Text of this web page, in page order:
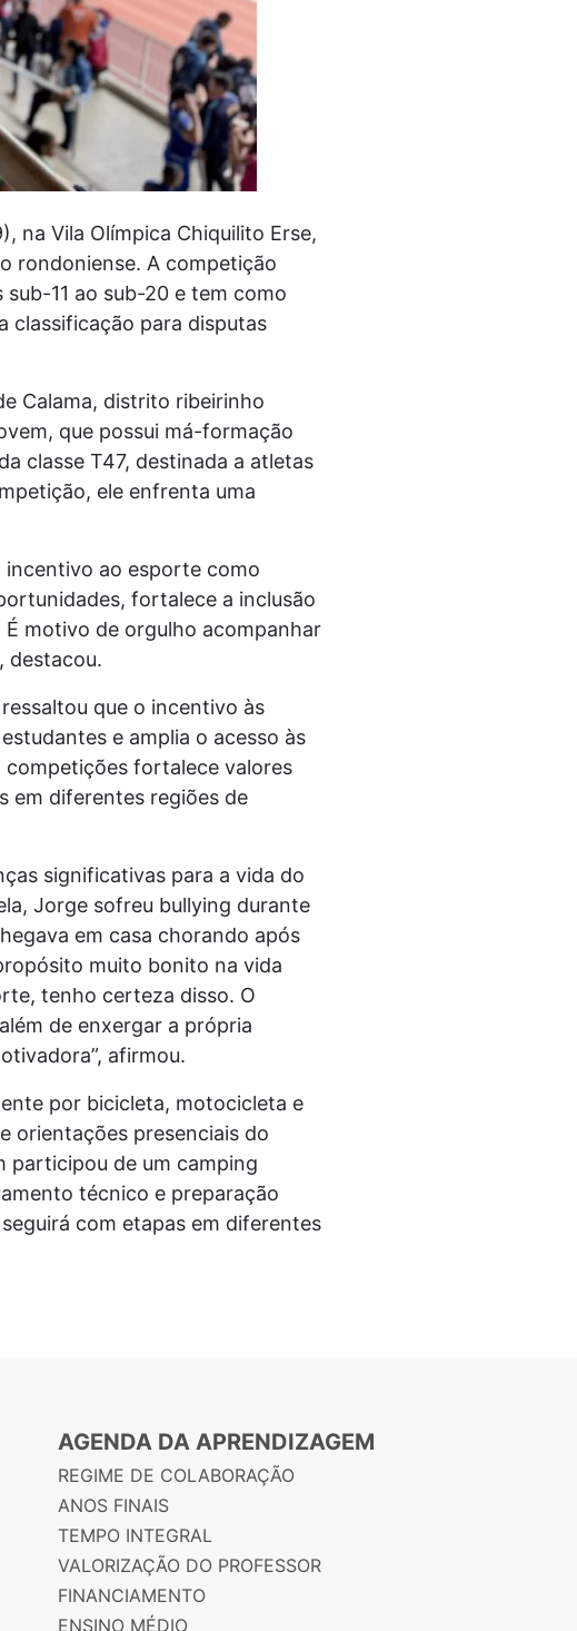
na Vila Olímpica Chiquilito Erse,
rondoniense. A competição
11 ao sub-20 e tem como
classificação para disputas
Calama, distrito ribeirinho
que possui má-formação
classe T47, destinada a atletas
ele enfrenta uma
incentivo ao esporte como
fortalece a inclusão
motivo de orgulho acompanhar
destacou.
que o incentivo às
e amplia o acesso às
fortalece valores
em diferentes regiões de
significativas para a vida do
Jorge sofreu bullying durante
em casa chorando após
muito bonito na vida
tenho certeza disso. O
de enxergar a própria
afirmou.
por bicicleta, motocicleta e
orientações presenciais do
participou de um camping
técnico e preparação
com etapas em diferentes
AGENDA DA APRENDIZAGEM
REGIME DE COLABORAÇÃO
ANOS FINAIS
TEMPO INTEGRAL
VALORIZAÇÃO DO PROFESSOR
FINANCIAMENTO
ENSINO MÉDIO